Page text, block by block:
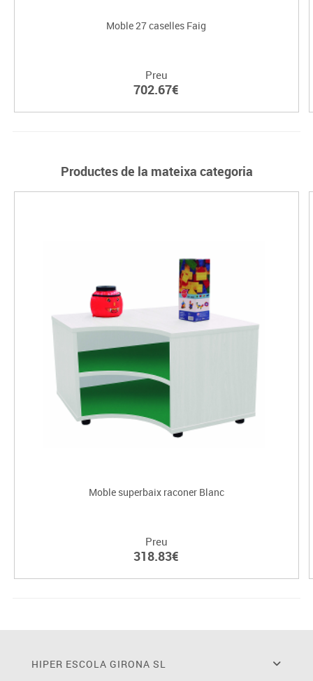
Moble 27 caselles Faig
Preu
702.67€
Productes de la mateixa categoria
Moble superbaix raconer Blanc
Preu
318.83€
HIPER ESCOLA GIRONA SL